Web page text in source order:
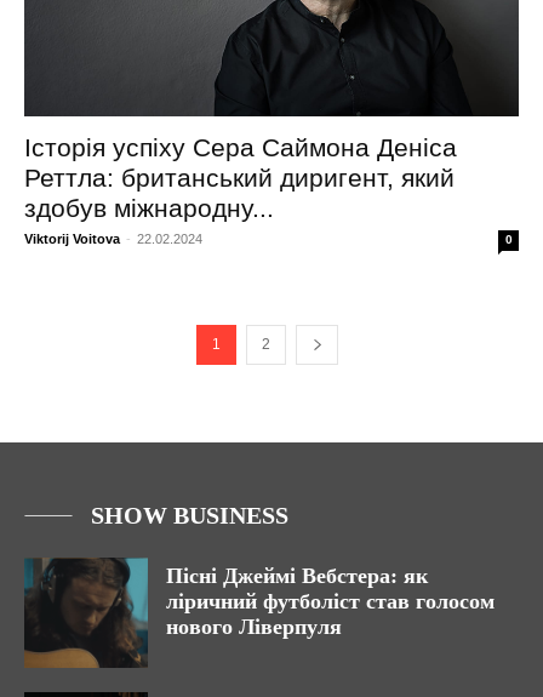
Історія успіху Сера Саймона Деніса
Реттла: британський диригент, який
здобув міжнародну...
Viktorij Voitova - 22.02.2024 0
1 2
SHOW BUSINESS
Пісні Джеймі Вебстера: як
ліричний футболіст став голосом
нового Ліверпуля